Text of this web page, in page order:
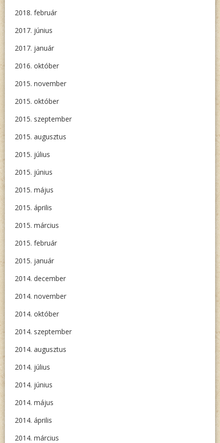
2018. február
2017. június
2017. január
2016. október
2015. november
2015. október
2015. szeptember
2015. augusztus
2015. július
2015. június
2015. május
2015. április
2015. március
2015. február
2015. január
2014. december
2014. november
2014. október
2014. szeptember
2014. augusztus
2014. július
2014. június
2014. május
2014. április
2014. március